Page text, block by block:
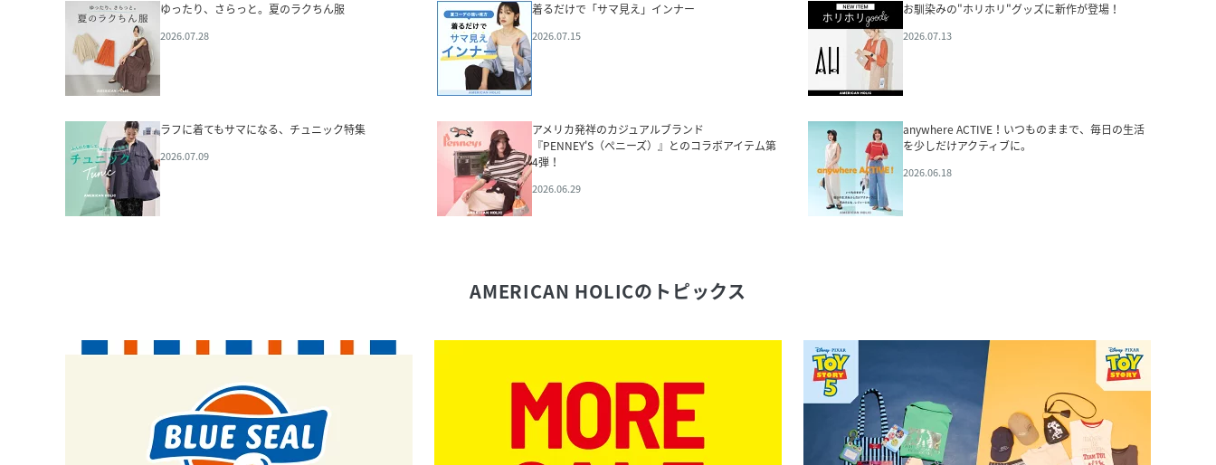
ゆったり、さらっと。夏のラクちん服
2026.07.28
着るだけで「サマ見え」インナー
2026.07.15
お馴染みの"ホリホリ"グッズに新作が登場！
2026.07.13
ラフに着てもサマになる、チュニック特集
2026.07.09
アメリカ発祥のカジュアルブランド
『PENNEY'S（ぺニーズ）』とのコラボアイテム第
4弾！
2026.06.29
anywhere ACTIVE！いつものままで、毎日の生活
を少しだけアクティブに。
2026.06.18
AMERICAN HOLICのトピックス